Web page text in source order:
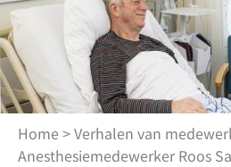
Home >Verhalen van
Anesthesiemedewerker Roos